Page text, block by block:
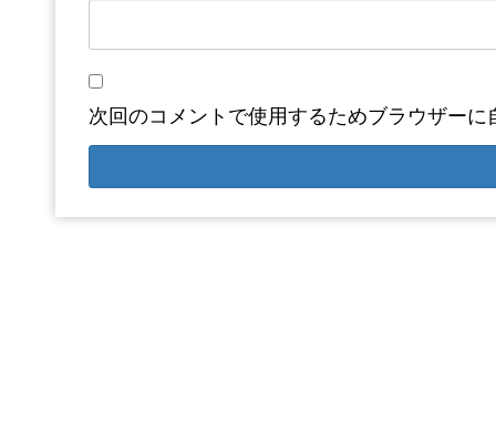
次回のコメントで使用するためブラウザー